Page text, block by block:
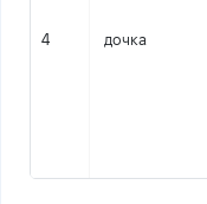
4 дочка